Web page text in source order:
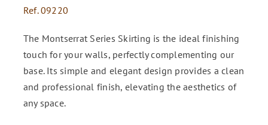
Ref.09220
The Montserrat Series Skirting is the ideal finishing
touch for your walls, perfectly complementing our
base. Its simple and elegant design provides a clean
and professional finish, elevating the aesthetics of
any space.